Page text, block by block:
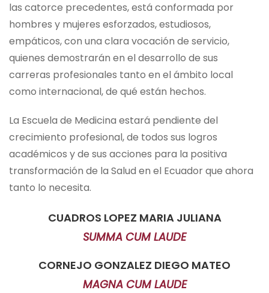
las catorce precedentes, está conformada por
hombres y mujeres esforzados, estudiosos,
empáticos, con una clara vocación de servicio,
quienes demostrarán en el desarrollo de sus
carreras profesionales tanto en el ámbito local
como internacional, de qué están hechos.
La Escuela de Medicina estará pendiente del
crecimiento profesional, de todos sus logros
académicos y de sus acciones para la positiva
transformación de la Salud en el Ecuador que ahora
tanto lo necesita.
CUADROS LOPEZ MARIA JULIANA
SUMMA CUM LAUDE
CORNEJO GONZALEZ DIEGO MATEO
MAGNA CUM LAUDE